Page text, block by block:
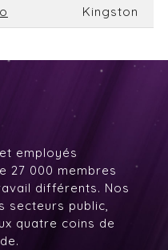
Kingston
employés
27 000 membres
différents. Nos
secteurs public,
quatre coins de